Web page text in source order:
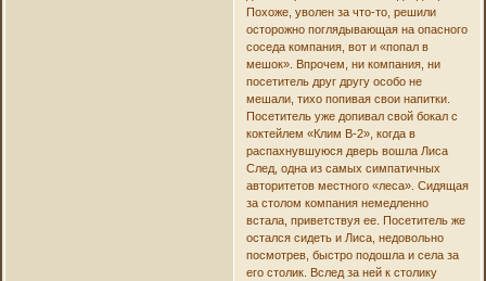
Похоже, уволен за что-то, решили
осторожно поглядывающая на опасного
соседа компания, вот и «попал в
мешок». Впрочем, ни компания, ни
посетитель друг другу особо не
мешали, тихо попивая свои напитки.
Посетитель уже допивал свой бокал с
коктейлем «Клим В-2», когда в
распахнувшуюся дверь вошла Лиса
След, одна из самых симпатичных
авторитетов местного «леса». Сидящая
за столом компания немедленно
встала, приветствуя ее. Посетитель же
остался сидеть и Лиса, недовольно
посмотрев, быстро подошла и села за
его столик. Вслед за ней к столику